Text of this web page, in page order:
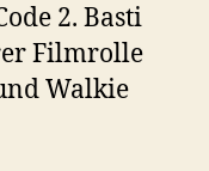
2. Basti
Filmrolle
Walkie